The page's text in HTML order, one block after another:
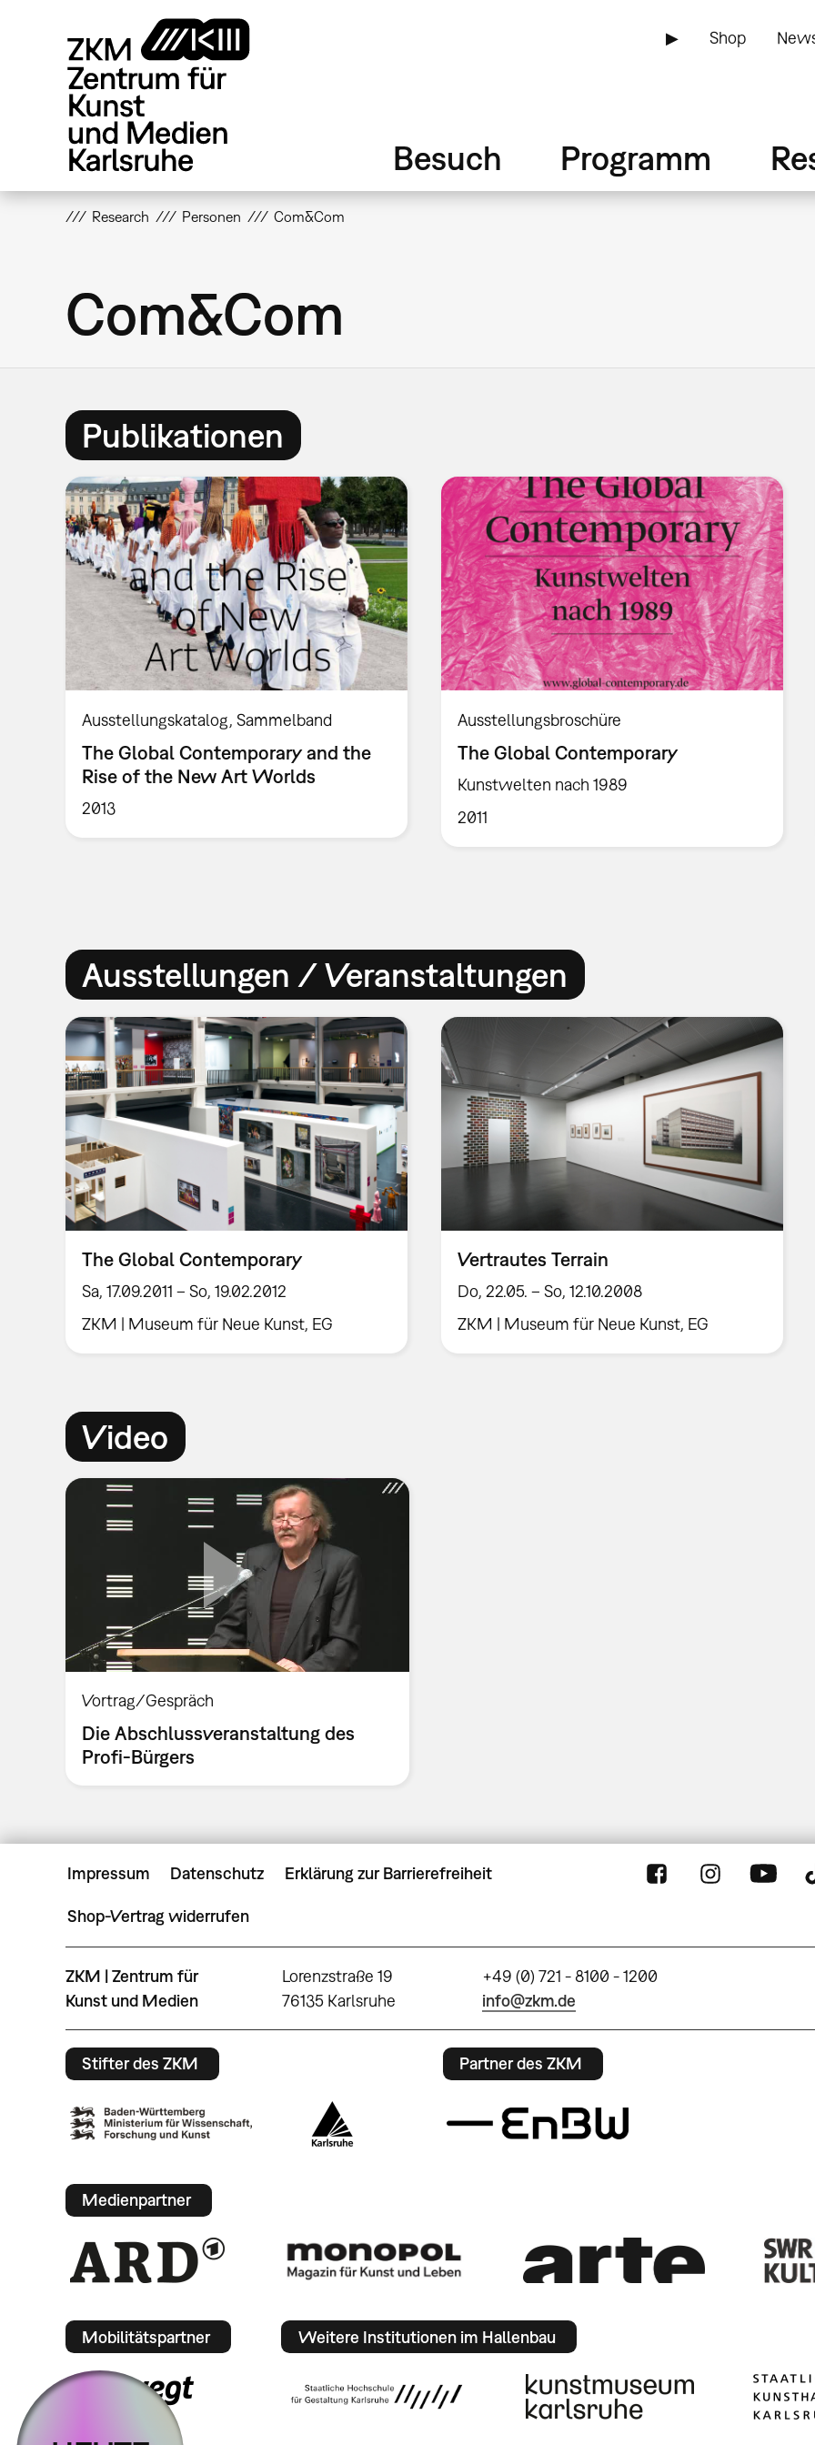
▶ Shop
Besuch Programm
Research Personen Com&Com
Com&Com
Publikationen
Ausstellungskatalog Sammelband
The Global Contemporary and the
Rise of the New Art Worlds
2013
Ausstellungsbroschüre
The Global Contemporary
Kunstwelten nach 1989
2011
Ausstellungen / Veranstaltungen
The Global Contemporary
Sa, 17.09.2011 – So, 19.02.2012
ZKM | Museum für Neue Kunst, EG
Vertrautes Terrain
Do, 22.05. – So, 12.10.2008
ZKM | Museum für Neue Kunst, EG
Video
Vortrag/Gespräch
Die Abschlussveranstaltung des
Profi-Bürgers
Impressum Datenschutz Erklärung zur Barrierefreiheit
Shop-Vertrag widerrufen
ZKM | Zentrum für
Kunst und Medien
Lorenzstraße 19
76135 Karlsruhe
+49 (0) 721 - 8100 - 1200
info@zkm.de
Stifter des ZKM Partner des ZKM
Medienpartner
Mobilitätspartner Weitere Institutionen im Hallenbau